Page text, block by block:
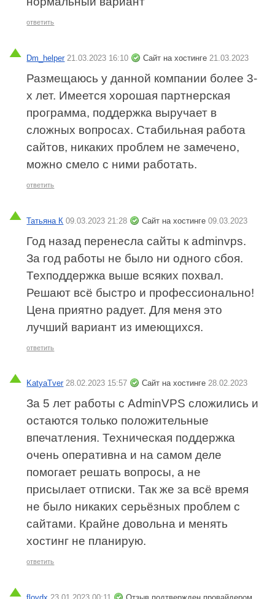
ответить
Dm_helper 21.03.2023 16:10 Сайт на хостинге 21.03.2023
Размещаюсь у данной компании более 3-
х лет. Имеется хорошая партнерская
программа, поддержка выручает в
сложных вопросах. Стабильная работа
сайтов, никаких проблем не замечено,
можно смело с ними работать.
ответить
Татьяна К 09.03.2023 21:28 Сайт на хостинге09.03.2023
Год назад перенесла сайты к adminvps.
За год работы не было ни одного сбоя.
Техподдержка выше всяких похвал.
Решают всё быстро и профессионально!
Цена приятно радует. Для меня это
лучший вариант из имеющихся.
ответить
KatyaTver 28.02.2023 15:57 Сайт на хостинге28.02.2023
За 5 лет работы с AdminVPS сложились и
остаются только положительные
впечатления. Техническая поддержка
очень оперативна и на самом деле
помогает решать вопросы, а не
присылает отписки. Так же за всё время
не было никаких серьёзных проблем с
сайтами. Крайне довольна и менять
хостинг не планирую.
ответить